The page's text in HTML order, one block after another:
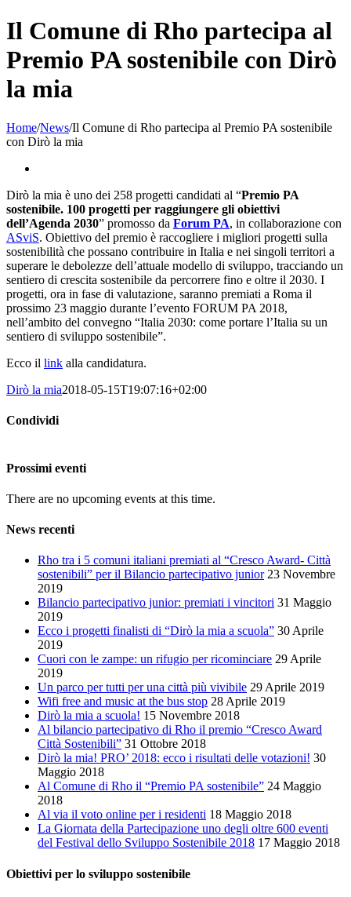
Il Comune di Rho partecipa al
Premio PA sostenibile con Dirò
la mia
Home/News/Il Comune di Rho partecipa al Premio PA sostenibile
con Dirò la mia
Image
Dirò la mia è uno dei 258 progetti candidati al “Premio PA
sostenibile. 100 progetti per raggiungere gli obiettivi
dell’Agenda 2030” promosso da Forum PA, in collaborazione con
ASviS. Obiettivo del premio è raccogliere i migliori progetti sulla
sostenibilità che possano contribuire in Italia e nei singoli territori a
superare le debolezze dell’attuale modello di sviluppo, tracciando un
sentiero di crescita sostenibile da percorrere fino e oltre il 2030. I
progetti, ora in fase di valutazione, saranno premiati a Roma il
prossimo 23 maggio durante l’evento FORUM PA 2018,
nell’ambito del convegno “Italia 2030: come portare l’Italia su un
sentiero di sviluppo sostenibile”.
Ecco il link alla candidatura.
Dirò la mia2018-05-15T19:07:16+02:00
Condividi
Prossimi eventi
There are no upcoming events at this time.
News recenti
Rho tra i 5 comuni italiani premiati al “Cresco Award- Città
sostenibili” per il Bilancio partecipativo junior 23 Novembre
2019
Bilancio partecipativo junior: premiati i vincitori 31 Maggio
2019
Ecco i progetti finalisti di “Dirò la mia a scuola” 30 Aprile
2019
Cuori con le zampe: un rifugio per ricominciare 29 Aprile
2019
Un parco per tutti per una città più vivibile 29 Aprile 2019
Wifi free and music at the bus stop 28 Aprile 2019
Dirò la mia a scuola! 15 Novembre 2018
Al bilancio partecipativo di Rho il premio “Cresco Award
Città Sostenibili” 31 Ottobre 2018
Dirò la mia! PRO’ 2018: ecco i risultati delle votazioni! 30
Maggio 2018
Al Comune di Rho il “Premio PA sostenibile” 24 Maggio
2018
Al via il voto online per i residenti 18 Maggio 2018
La Giornata della Partecipazione uno degli oltre 600 eventi
del Festival dello Sviluppo Sostenibile 2018 17 Maggio 2018
Obiettivi per lo sviluppo sostenibile